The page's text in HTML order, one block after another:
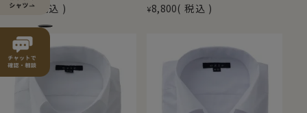
7,700 税込 ¥8,800 税込